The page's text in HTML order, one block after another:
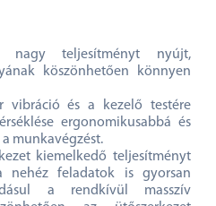
nagy teljesítményt nyújt,
köszönhetően könnyen
vibráció és a kezelő testére
ergonomikusabbá és
munkavégzést.
kiemelkedő teljesítményt
nehéz feladatok is gyorsan
a rendkívül masszív